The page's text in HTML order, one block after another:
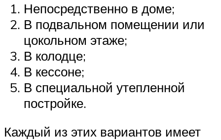
Непосредственно в доме;
В подвальном помещении или
цокольном этаже;
В колодце;
В кессоне;
В специальной утепленной
постройке.
Каждый из этих вариантов имеет